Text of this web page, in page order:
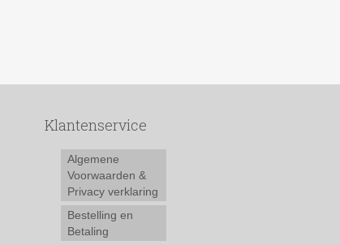
Klantenservice
Algemene
Voorwaarden &
Privacy verklaring
Bestelling en
Betaling